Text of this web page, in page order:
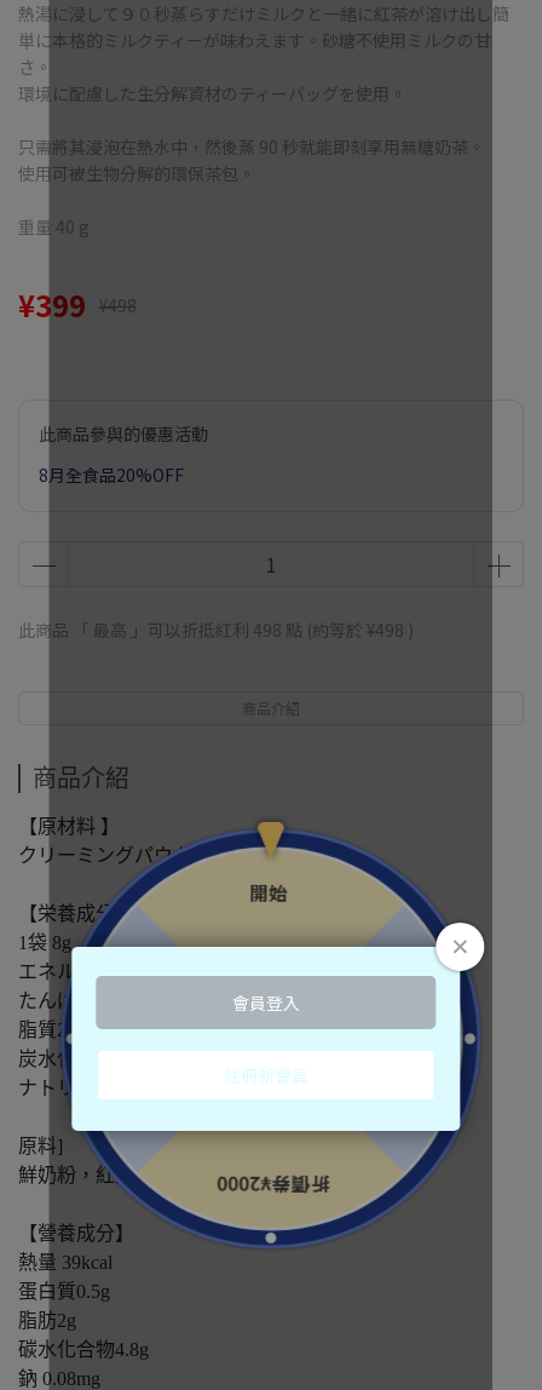
熱湯に浸して９０秒蒸らすだけミルクと一緒に紅茶が溶け出し簡
単に本格的ミルクティーが味わえます。砂糖不使用ミルクの甘
さ。
環境に配慮した生分解資材のティーバッグを使用。
只需將其浸泡在熱水中，然後蒸 90 秒就能即刻享用無糖奶茶。
使用可被生物分解的環保茶包。
重量 40 g
¥399 ¥498
此商品參與的優惠活動
8月全食品20%OFF
此商品 「 最高 」可以折抵紅利 498 點 (約等於 ¥498 )
商品介紹
商品介紹
【原材料 】
クリーミングパウダー、紅茶
【栄養成分表示 】
1袋 8g
エネルギー39kcal
たんぱく質0.5g
脂質2g
炭水化物4.8g
ナトリウム0.08mg
原料]
鮮奶粉，紅茶
【營養成分】
熱量 39kcal
蛋白質0.5g
脂肪2g
碳水化合物4.8g
鈉 0.08mg